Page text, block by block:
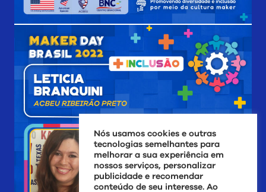
Nós usamos cookies e outras
tecnologias semelhantes para
melhorar a sua experiência em
nossos serviços, personalizar
publicidade e recomendar
conteúdo de seu interesse. Ao